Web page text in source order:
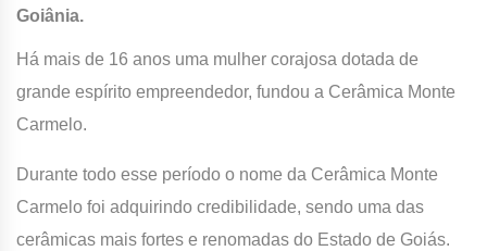
Goiânia.
Há mais de 16 anos uma mulher corajosa dotada de
grande espírito empreendedor, fundou a Cerâmica Monte
Carmelo.
Durante todo esse período o nome da Cerâmica Monte
Carmelo foi adquirindo credibilidade, sendo uma das
cerâmicas mais fortes e renomadas do Estado de Goiás.